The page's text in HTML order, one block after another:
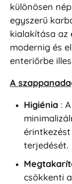
különösen
egyszerű
kialakítása az
modernig és
enteriőrbe
A
Higiénia: A
terjedését.
csökkenti